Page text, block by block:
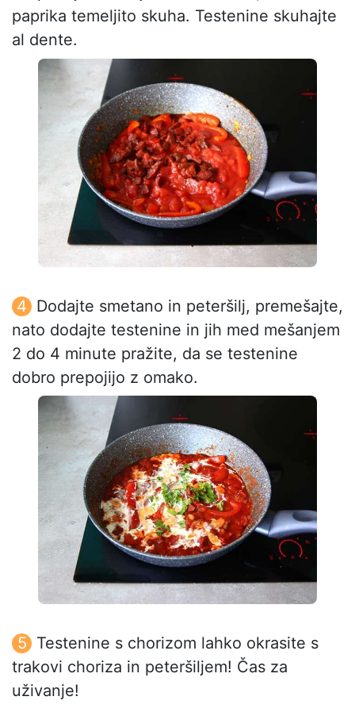
paprika temeljito skuha. Testenine skuhajte
al dente.
Dodajte smetano in peteršilj, premešajte,
nato dodajte testenine in jih med mešanjem
2 do 4 minute pražite, da se testenine
dobro prepojijo z omako.
Testenine s chorizom lahko okrasite s
trakovi choriza in peteršiljem! Čas za
uživanje!